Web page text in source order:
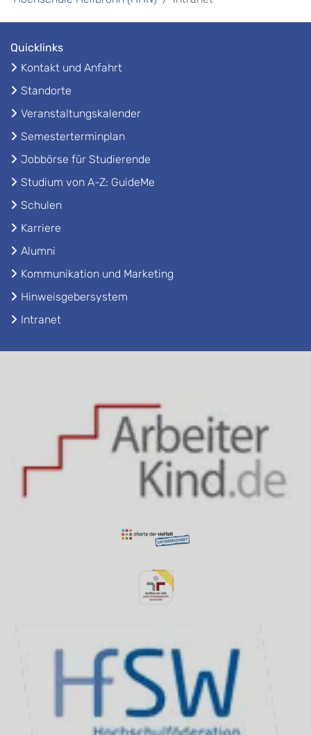
Quicklinks
Kontakt und Anfahrt
Standorte
Veranstaltungskalender
Semesterterminplan
Jobbörse für Studierende
Studium von A-Z: GuideMe
Schulen
Karriere
Alumni
Kommunikation und Marketing
Hinweisgebersystem
Intranet